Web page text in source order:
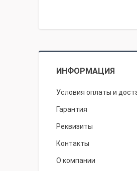
ИНФОРМАЦИЯ
Условия оплаты и
Гарантия
Реквизиты
Контакты
О компании